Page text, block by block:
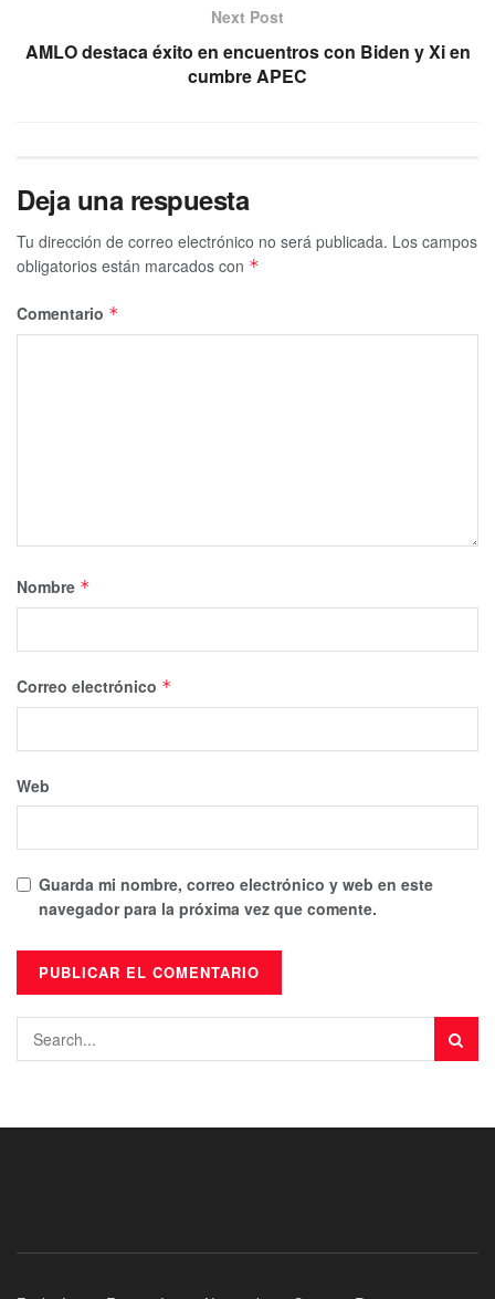
Next Post
AMLO destaca éxito en encuentros con Biden y Xi en
cumbre APEC
Deja una respuesta
Tu dirección de correo electrónico no será publicada. Los campos
obligatorios están marcados con *
Comentario *
Nombre *
Correo electrónico *
Web
Guarda mi nombre, correo electrónico y web en este
navegador para la próxima vez que comente.